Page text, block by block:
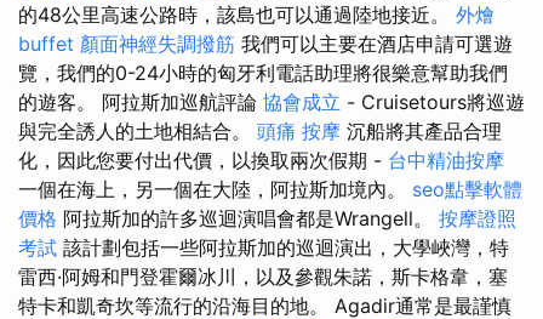
的48公里高速公路時，該島也可以通過陸地接近。 外燴
buffet 顏面神經失調撥筋 我們可以主要在酒店申請可選遊
覽，我們的0-24小時的匈牙利電話助理將很樂意幫助我們
的遊客。 阿拉斯加巡航評論 協會成立 - Cruisetours將巡遊
與完全誘人的土地相結合。 頭痛 按摩 沉船將其產品合理
化，因此您要付出代價，以換取兩次假期 - 台中精油按摩
一個在海上，另一個在大陸，阿拉斯加境內。 seo點擊軟體
價格 阿拉斯加的許多巡迴演唱會都是Wrangell。 按摩證照
考試 該計劃包括一些阿拉斯加的巡迴演出，大學峽灣，特
雷西·阿姆和門登霍爾冰川，以及參觀朱諾，斯卡格韋，塞
特卡和凱奇坎等流行的沿海目的地。 Agadir通常是最謹慎